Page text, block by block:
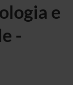
e
-